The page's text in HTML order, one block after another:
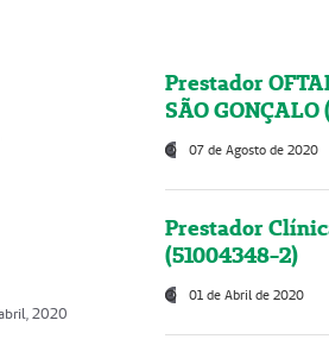
2020
Prestador
SÃO
07 de Agosto de 2020
Prestador
(51004348-2)
01 de Abril de 2020